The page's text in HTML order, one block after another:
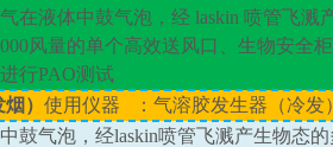
在液体中鼓气泡，经 laskin 喷管飞溅
风量的单个高效送风口、生物安全
行PAO测试
） 使用仪器 ：气溶胶发生器（冷发）
鼓气泡，经laskin喷管飞溅产生物态